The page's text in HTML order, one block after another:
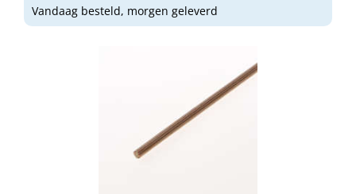
Vandaag besteld, morgen geleverd